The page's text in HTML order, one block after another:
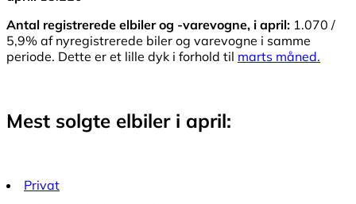
Antal registrerede elbiler og -varevogne, i april: 1.070 /
5,9% af nyregistrerede biler og varevogne i samme
periode. Dette er et lille dyk i forhold til marts måned.
Mest solgte elbiler i april:
Privat